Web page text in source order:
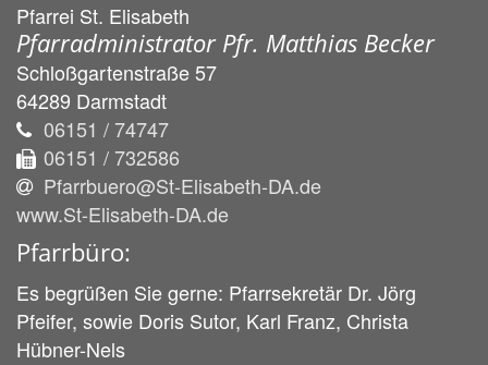
Pfarrei St. Elisabeth
Pfarradministrator Pfr. Matthias Becker
Schloßgartenstraße 57
64289 Darmstadt
06151 / 74747
06151 / 732586
Pfarrbuero@St-Elisabeth-DA.de
www.St-Elisabeth-DA.de
Pfarrbüro:
Es begrüßen Sie gerne: Pfarrsekretär Dr. Jörg
Pfeifer, sowie Doris Sutor, Karl Franz, Christa
Hübner-Nels